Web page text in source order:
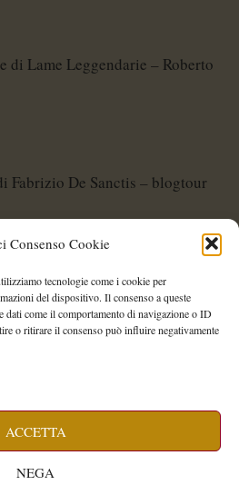
Consenso Cookie
tecnologie come i cookie per
del dispositivo. Il consenso a queste
dati come il comportamento di navigazione o ID
o ritirare il consenso può influire negativamente
ACCETTA
NEGA
di Lame Leggendarie – Roberto
Fabrizio De Sanctis – blogtour
di Lame Leggendarie